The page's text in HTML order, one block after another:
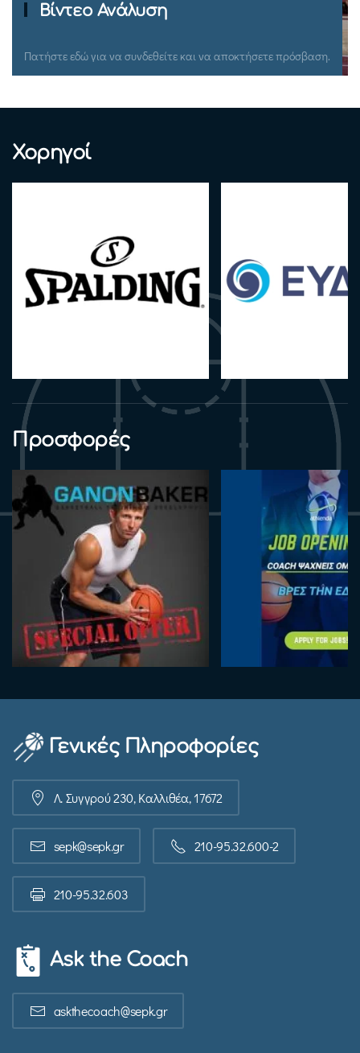
Ομιλίες Σεμιναρίων
Πατήστε εδώ για να συνδεθείτε και να αποκτήσετε πρόσβαση.
Χορηγοί
Προσφορές
Γενικές Πληροφορίες
Λ. Συγγρού 230, Καλλιθέα, 17672
sepk@sepk.gr 210-95.32.600-2
210-95.32.603
Ask the Coach
askthecoach@sepk.gr